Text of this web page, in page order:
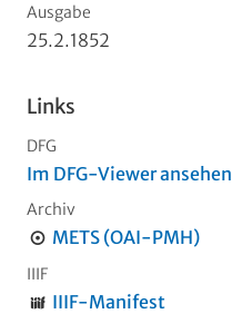
Ausgabe
25.2.1852
Links
DFG
Im DFG-Viewer ansehen
Archiv
METS (OAI-PMH)
IIIF
IIIF-Manifest